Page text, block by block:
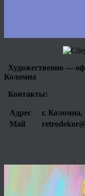
Художественно —
Коломна
Контакты:
Адрес
г.
Mail